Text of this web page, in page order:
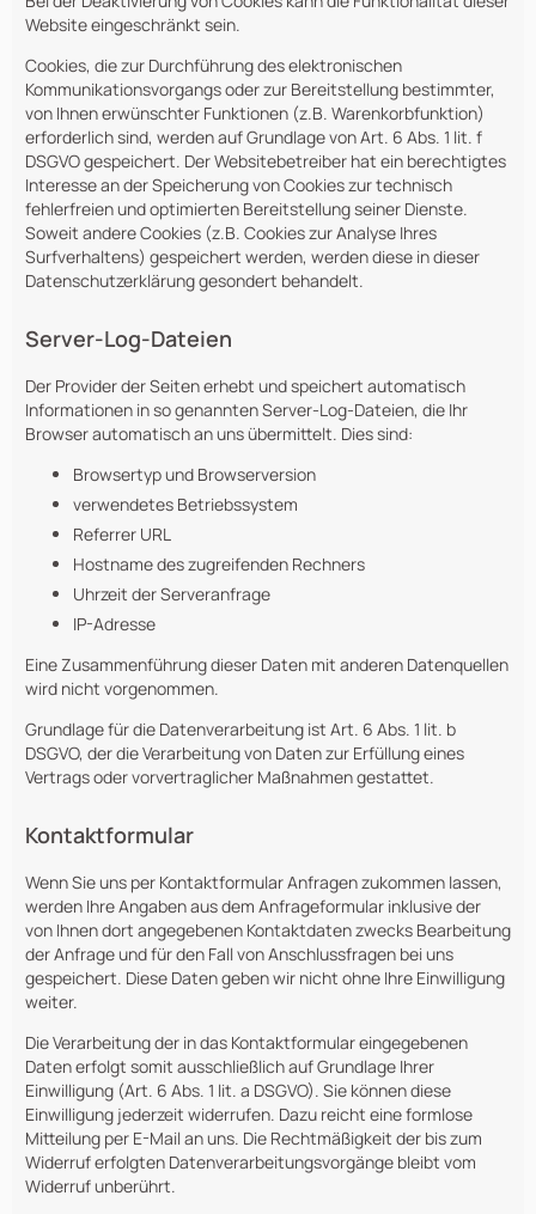
Website eingeschränkt sein.
Cookies, die zur Durchführung des elektronischen
Kommunikationsvorgangs oder zur Bereitstellung bestimmter,
von Ihnen erwünschter Funktionen (z.B. Warenkorbfunktion)
erforderlich sind, werden auf Grundlage von Art. 6 Abs. 1 lit. f
DSGVO gespeichert. Der Websitebetreiber hat ein berechtigtes
Interesse an der Speicherung von Cookies zur technisch
fehlerfreien und optimierten Bereitstellung seiner Dienste.
Soweit andere Cookies (z.B. Cookies zur Analyse Ihres
Surfverhaltens) gespeichert werden, werden diese in dieser
Datenschutzerklärung gesondert behandelt.
Server-Log-Dateien
Der Provider der Seiten erhebt und speichert automatisch
Informationen in so genannten Server-Log-Dateien, die Ihr
Browser automatisch an uns übermittelt. Dies sind:
Browsertyp und Browserversion
verwendetes Betriebssystem
Referrer URL
Hostname des zugreifenden Rechners
Uhrzeit der Serveranfrage
IP-Adresse
Eine Zusammenführung dieser Daten mit anderen Datenquellen
wird nicht vorgenommen.
Grundlage für die Datenverarbeitung ist Art. 6 Abs. 1 lit. b
DSGVO, der die Verarbeitung von Daten zur Erfüllung eines
Vertrags oder vorvertraglicher Maßnahmen gestattet.
Kontaktformular
Wenn Sie uns per Kontaktformular Anfragen zukommen lassen,
werden Ihre Angaben aus dem Anfrageformular inklusive der
von Ihnen dort angegebenen Kontaktdaten zwecks Bearbeitung
der Anfrage und für den Fall von Anschlussfragen bei uns
gespeichert. Diese Daten geben wir nicht ohne Ihre Einwilligung
weiter.
Die Verarbeitung der in das Kontaktformular eingegebenen
Daten erfolgt somit ausschließlich auf Grundlage Ihrer
Einwilligung (Art. 6 Abs. 1 lit. a DSGVO). Sie können diese
Einwilligung jederzeit widerrufen. Dazu reicht eine formlose
Mitteilung per E-Mail an uns. Die Rechtmäßigkeit der bis zum
Widerruf erfolgten Datenverarbeitungsvorgänge bleibt vom
Widerruf unberührt.